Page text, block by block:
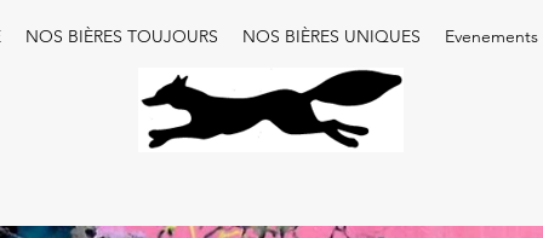
NOS BIÈRES TOUJOURS NOS BIÈRES UNIQUES Evenements